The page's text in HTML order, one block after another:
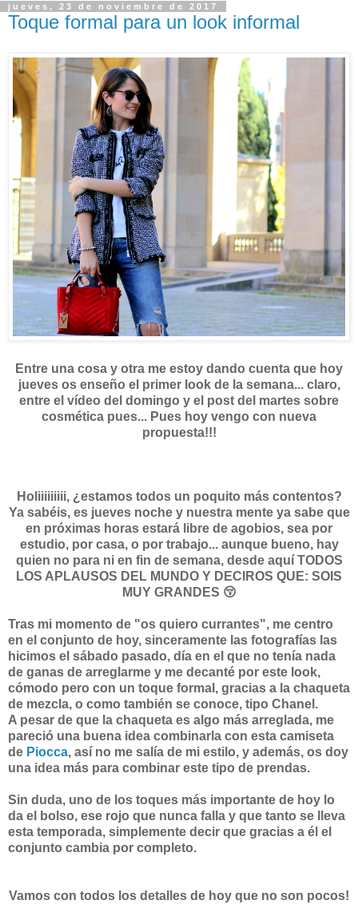
jueves, 23 de noviembre de 2017
Toque formal para un look informal
Entre una cosa y otra me estoy dando cuenta que hoy
jueves os enseño el primer look de la semana... claro,
entre el vídeo del domingo y el post del martes sobre
cosmética pues... Pues hoy vengo con nueva
propuesta!!!
Holiiiiiiiii, ¿estamos todos un poquito más contentos?
Ya sabéis, es jueves noche y nuestra mente ya sabe que
en próximas horas estará libre de agobios, sea por
estudio, por casa, o por trabajo... aunque bueno, hay
quien no para ni en fin de semana, desde aquí TODOS
LOS APLAUSOS DEL MUNDO Y DECIROS QUE: SOIS
MUY GRANDES 😚
Tras mi momento de "os quiero currantes", me centro
en el conjunto de hoy, sinceramente las fotografías las
hicimos el sábado pasado, día en el que no tenía nada
de ganas de arreglarme y me decanté por este look,
cómodo pero con un toque formal, gracias a la chaqueta
de mezcla, o como también se conoce, tipo Chanel.
A pesar de que la chaqueta es algo más arreglada, me
pareció una buena idea combinarla con esta camiseta
de Piocca, así no me salía de mi estilo, y además, os doy
una idea más para combinar este tipo de prendas.
Sin duda, uno de los toques más importante de hoy lo
da el bolso, ese rojo que nunca falla y que tanto se lleva
esta temporada, simplemente decir que gracias a él el
conjunto cambia por completo.
Vamos con todos los detalles de hoy que no son pocos!